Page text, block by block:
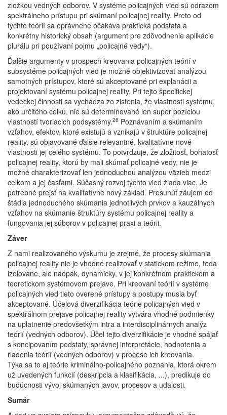
zložkou vedných odborov. V systéme policajných vied sú odrazom
spektrálneho prístupu pri skúmaní policajnej reality. Preto od
týchto teórií sa oprávnene očakáva praktická podstata a
konkrétny historický obsah (argument pre zdôvodnenie aplikácie
plurálu pri používaní pojmu „policajné vedy“).
Ďalšie argumenty v prospech kreovania policajných teórií v
subsystéme policajných vied je možné objektivizovať analýzou
samotných prístupov, ktoré sú akceptované pri explanácii a
projektovaní systému policajnej reality. Pri tejto špecifickej
vedeckej činnosti sa vychádza zo zistenia, že vlastnosti systému,
ako určitého celku, nie sú determinované len super pozíciou
vlastností tvoriacich podsystémy.26 Poznávaním a skúmaním
vzťahov, efektov, ktoré existujú a vznikajú v štruktúre policajnej
reality, sú objavované ďalšie relevantné, kvalitatívne nové
vlastnosti jej celého systému. To potvrdzuje, že zložitosť, bohatosť
policajnej reality, ktorú by mali skúmať policajné vedy, nie je
možné charakterizovať len jednoduchou analýzou väzieb medzi
celkom a jej časťami. Súčasný rozvoj týchto vied žiada viac. Je
potrebné prejsť na kvalitatívne nový základ. Presunúť záujem od
štádia jednoduchého skúmania jednotlivých prvkov a kauzálnych
vzťahov na skúmanie štruktúry systému policajnej reality a
fungovania jej súborov v policajnej praxi a teórii.
Záver
Z nami realizovaného výskumu je zrejmé, že procesy skúmania
policajnej reality nie je vhodné realizovať v statickom režime, teda
izolovane, ale naopak, dynamicky, v jej konkrétnom praktickom a
teoretickom systémovom prejave. Pri kreovaní teórií v systéme
policajných vied tieto overené prístupy a postupy musia byť
akceptované. Účelová diverzifikácia teórie policajných vied v
spektrálnom prejave policajnej reality vytvára vhodné podmienky
na uplatnenie predovšetkým intra a interdisciplinárnych analýz
teórií (vedných odborov). Účel tejto diverzifikácie je vhodné spájať
s koncipovaním podstaty, správnej interpretácie, hodnotenia a
riadenia teórií (vedných odborov) v procese ich kreovania.
Týka sa to aj teórie kriminálno-policajného poznania, ktorá okrem
už uvedených funkcií (deskripcia a klasifikácia, ...), predikuje do
budúcnosti vývoj skúmaných javov, procesov a udalosti.
Sumár